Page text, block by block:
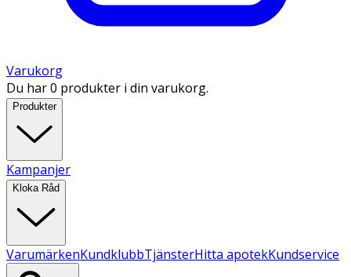
Varukorg
Du har 0 produkter i din varukorg.
Produkter
Kampanjer
Kloka Råd
VarumärkenKundklubbTjänsterHitta apotekKundservice